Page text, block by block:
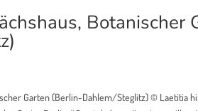
Botanischer
Garten (Berlin-Dahlem/Steglitz) © Laetitia